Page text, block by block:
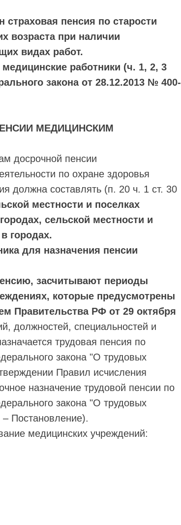
пенсия по старости
возраста при наличии
видах работ.
работники (ч. 1, 2, 3
закона от 28.12.2013 № 400-
МЕДИЦИНСКИМ
досрочной пенсии
по охране здоровья
должна составлять (п. 20 ч. 1 ст. 30
местности и поселках
сельской местности и
городах.
для назначения пенсии
засчитывают периоды
которые предусмотрены
Правительства РФ от 29 октября
должностей, специальностей и
трудовая пенсия по
закона "О трудовых
Правил исчисления
назначение трудовой пенсии по
закона "О трудовых
Постановление).
медицинских учреждений: